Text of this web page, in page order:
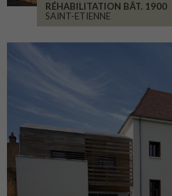
RÉHABILITATION BÂT. 1900
SAINT-ETIENNE